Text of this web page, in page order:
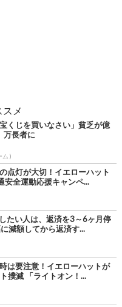
メ
くじを買いなさい」貧乏が億
万長者に
ム )
点灯が大切！イエローハット
安全運動応援キャンペ...
たい人は、返済を3～6ヶ月停
減額してから返済す...
は要注意！イエローハットが
撲滅 「ライトオン！...